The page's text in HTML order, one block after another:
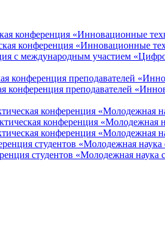
конференция «Инновационные
конференция «Инновационные
с международным участием
конференция преподавателей
конференция преподавателей
конференция «Молодежная
конференция «Молодежная
конференция «Молодежная
студентов «Молодежная наука
студентов «Молодежная наука